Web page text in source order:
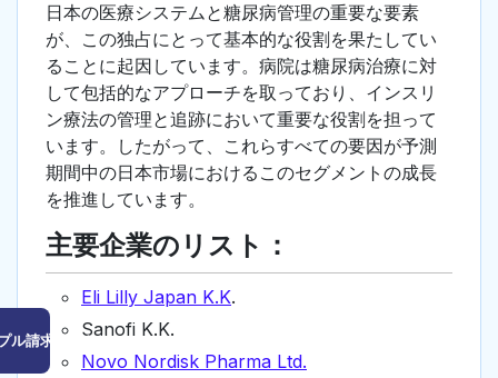
ル請求はこちら
日本の医療システムと糖尿病管理の重要な要素
が、この独占にとって基本的な役割を果たしてい
ることに起因しています。病院は糖尿病治療に対
して包括的なアプローチを取っており、インスリ
ン療法の管理と追跡において重要な役割を担って
います。したがって、これらすべての要因が予測
期間中の日本市場におけるこのセグメントの成長
を推進しています。
主要企業のリスト：
Eli Lilly Japan K.K.
Sanofi K.K.
Novo Nordisk Pharma Ltd.